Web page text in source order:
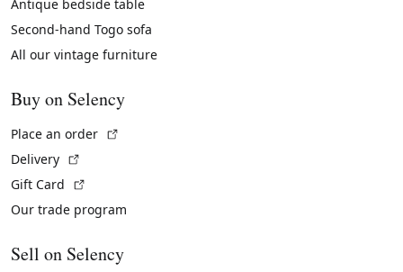
Antique bedside table
Second-hand Togo sofa
All our vintage furniture
Buy on Selency
Place an order
Delivery
Gift Card
Our trade program
Sell on Selency